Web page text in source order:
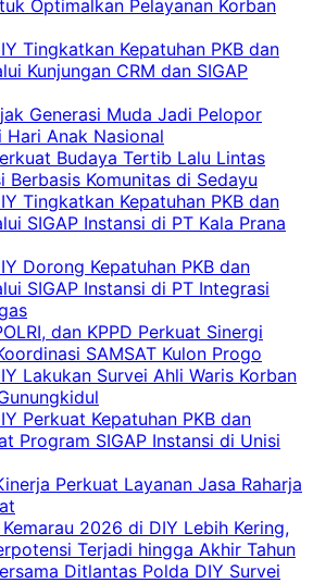
Optimalkan Pelayanan Korban
Tingkatkan Kepatuhan PKB dan
Kunjungan CRM dan SIGAP
Generasi Muda Jadi Pelopor
Hari Anak Nasional
Budaya Tertib Lalu Lintas
Berbasis Komunitas di Sedayu
Tingkatkan Kepatuhan PKB dan
SIGAP Instansi di PT Kala Prana
Dorong Kepatuhan PKB dan
SIGAP Instansi di PT Integrasi
dan KPPD Perkuat Sinergi
SAMSAT Kulon Progo
Lakukan Survei Ahli Waris Korban
Perkuat Kepatuhan PKB dan
Program SIGAP Instansi di Unisi
Perkuat Layanan Jasa Raharja
2026 di DIY Lebih Kering,
Terjadi hingga Akhir Tahun
Ditlantas Polda DIY Survei